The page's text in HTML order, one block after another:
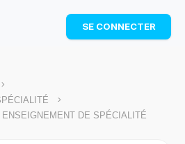
offert
: révise les maths cet
gratuit et progresse avec des
SE CONNECTER
>
>
DE SPÉCIALITÉ